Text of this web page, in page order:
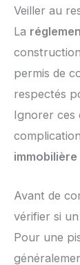
Veiller au
La
permis de
respectés
Ignorer ces
immobilière
Avant de
vérifier si un
Pour une